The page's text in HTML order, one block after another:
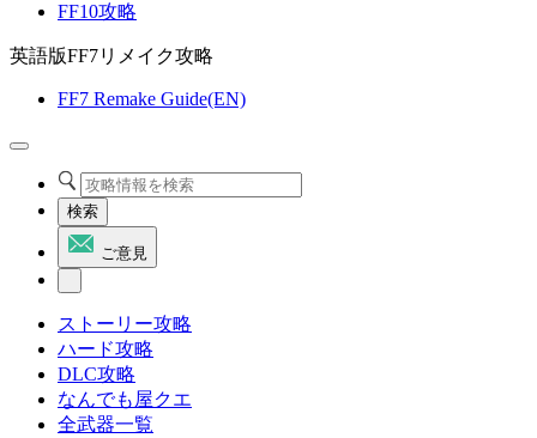
FF10攻略
英語版FF7リメイク攻略
FF7 Remake Guide(EN)
検索
ご意見
ストーリー攻略
ハード攻略
DLC攻略
なんでも屋クエ
全武器一覧